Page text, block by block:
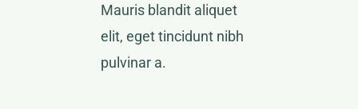
Mauris blandit aliquet
elit, eget tincidunt nibh
pulvinar a.